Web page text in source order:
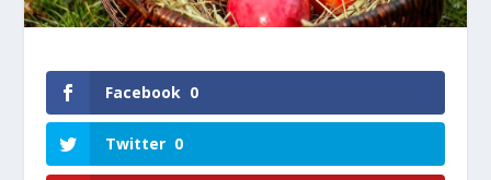
Facebook 0
Twitter 0